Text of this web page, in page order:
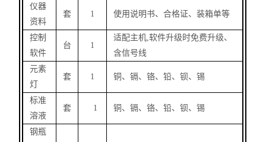
仪器
资料
套 1 使用说明书、合格证、装箱单等
控制
软件
台 1
适配主机,软件升级时免费升级、
含信号线
元素
灯
套 1 铜、镉、铬、铅、钡、锡
标准
溶液
套 1 铜、镉、铬、铅、钡、锡
钢瓶